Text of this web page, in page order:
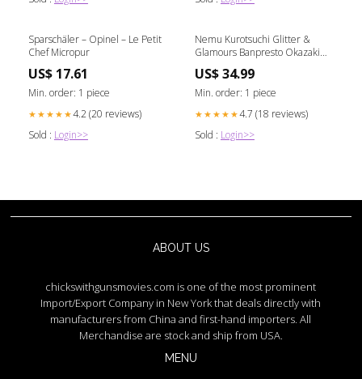
Sparschäler – Opinel – Le Petit
Chef Micropur
US$ 17.61
Min. order: 1 piece
★★★★★4.2 (20 reviews)
Sold : Login>>
Nemu Kurotsuchi Glitter &
Glamours Banpresto Okazaki
US$ 34.99
Min. order: 1 piece
★★★★★4.7 (18 reviews)
Sold : Login>>
ABOUT US
chickswithgunsmovies.com is one of the most prominent
Import/Export Company in New York that deals directly with
manufacturers from China and first-hand importers. All
Merchandise are stock and ship from USA.
MENU